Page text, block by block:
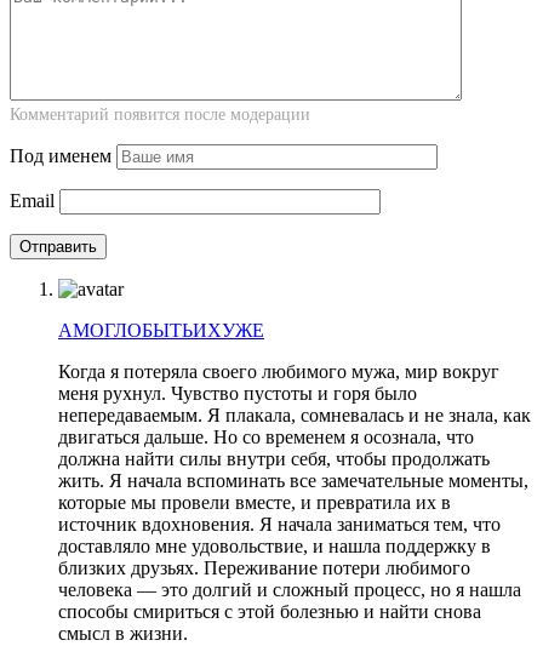
Комментарий появится после модерации
Под именем
Email
АМОГЛОБЫТЬИХУЖЕ
Когда я потеряла своего любимого мужа, мир вокруг
меня рухнул. Чувство пустоты и горя было
непередаваемым. Я плакала, сомневалась и не знала, как
двигаться дальше. Но со временем я осознала, что
должна найти силы внутри себя, чтобы продолжать
жить. Я начала вспоминать все замечательные моменты,
которые мы провели вместе, и превратила их в
источник вдохновения. Я начала заниматься тем, что
доставляло мне удовольствие, и нашла поддержку в
близких друзьях. Переживание потери любимого
человека — это долгий и сложный процесс, но я нашла
способы смириться с этой болезнью и найти снова
смысл в жизни.